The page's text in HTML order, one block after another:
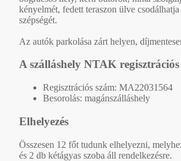
kényelmét, fedett teraszon ülve
szépségét.
Az autók parkolása zárt helyen,
A szálláshely NTAK
Regisztrációs szám: MA22031564
Besorolás: magánszálláshely
Elhelyezés
Összesen 12 főt tudunk elhelyezni,
és 2 db kétágyas szoba áll rendelkezésre.